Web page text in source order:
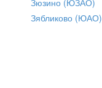
Зябликово (ЮАО)